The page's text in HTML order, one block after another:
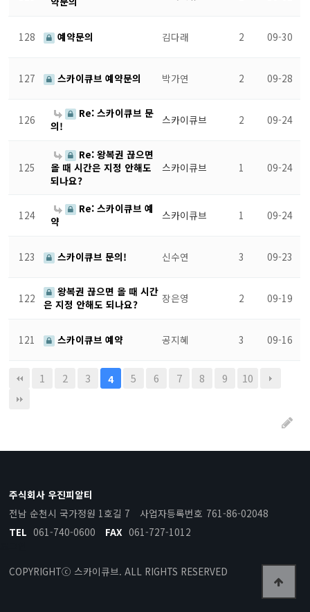
128 예약문의 김다래 2 09-30
127 스카이큐브 예약문의 박가연 2 09-28
126
Re: 스카이큐브 문
의!
스카이큐브 2 09-24
125
Re: 왕복권 끊으면
올 때 시간은 지정 안해도
되나요?
스카이큐브 1 09-24
124
Re: 스카이큐브 예
약
스카이큐브 1 09-24
123 스카이큐브 문의! 신수연 3 09-23
122
왕복권 끊으면 올 때 시간
은 지정 안해도 되나요?
장은영 2 09-19
121 스카이큐브 예약 공지혜 3 09-16
1 2 3 4 5 6 7 8 9 10
주식회사 우진피알티
전남 순천시 국가정원 1호길 7
사업자등록번호 761-86-02048
TEL 061-740-0600 FAX 061-727-1012
COPYRIGHTⓒ 스카이큐브. ALL RIGHTS RESERVED